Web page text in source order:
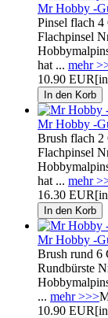
Mr Hobby -
Pinsel flach
Flachpinsel
hat ... mehr
10.90 EUR
Mr Hobby -
Brush flach
Flachpinsel
hat ... mehr
16.30 EUR
Mr Hobby -
Brush rund 6
Rundbürste
... mehr >>>
10.90 EUR